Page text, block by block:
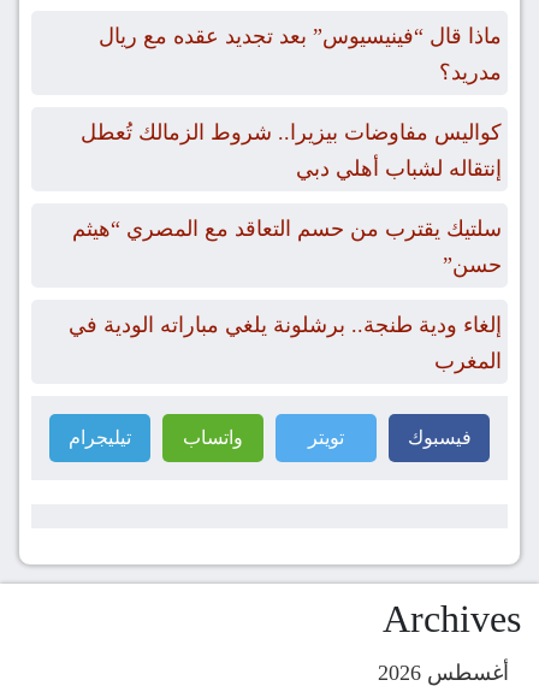
ماذا قال “فينيسيوس” بعد تجديد عقده مع ريال
مدريد؟
كواليس مفاوضات بيزيرا.. شروط الزمالك تُعطل
إنتقاله لشباب أهلي دبي
سلتيك يقترب من حسم التعاقد مع المصري “هيثم
حسن”
إلغاء ودية طنجة.. برشلونة يلغي مباراته الودية في
المغرب
فيسبوك تويتر واتساب تيليجرام
Archives
أغسطس 2026